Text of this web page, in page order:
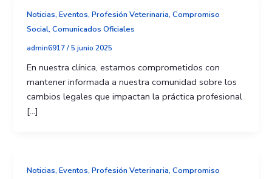
Noticias, Eventos, Profesión Veterinaria, Compromiso
Social, Comunicados Oficiales
admin6917/5 junio 2025
En nuestra clínica, estamos comprometidos con
mantener informada a nuestra comunidad sobre los
cambios legales que impactan la práctica profesional
[…]
Noticias, Eventos, Profesión Veterinaria, Compromiso